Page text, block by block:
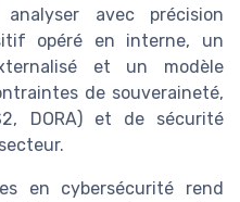
avec précision
opéré en interne, un
et un modèle
de souveraineté,
DORA) et de sécurité
en cybersécurité rend